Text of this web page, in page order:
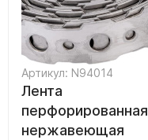
Артикул: N94014
Лента
перфорированная
нержавеющая